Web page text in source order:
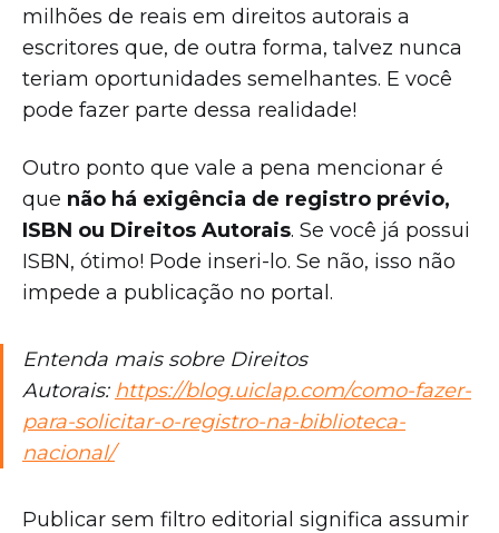
milhões de reais em direitos autorais a
escritores que, de outra forma, talvez nunca
teriam oportunidades semelhantes. E você
pode fazer parte dessa realidade!
Outro ponto que vale a pena mencionar é
que não há exigência de registro prévio,
ISBN ou Direitos Autorais. Se você já possui
ISBN, ótimo! Pode inseri-lo. Se não, isso não
impede a publicação no portal.
Entenda mais sobre Direitos
Autorais: https://blog.uiclap.com/como-fazer-
para-solicitar-o-registro-na-biblioteca-
nacional/
Publicar sem filtro editorial significa assumir